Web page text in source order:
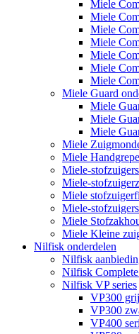
Miele
Miele
Miele
Miele
Miele
Miele
Miele
Miele Guard
Miele
Miele
Miele
Miele
Miele
Miele-
Miele-
Miele
Miele-
Miele
Miele Kleine
Nilfisk onderdelen
Nilfisk
Nilfisk Complete
Nilfisk VP series
VP300
VP300
VP400